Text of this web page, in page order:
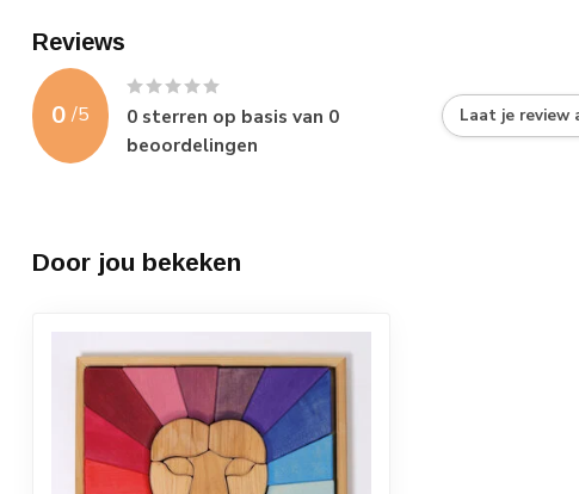
Reviews
0 /5 0 sterren op basis van 0
beoordelingen
Laat je review
Door jou bekeken